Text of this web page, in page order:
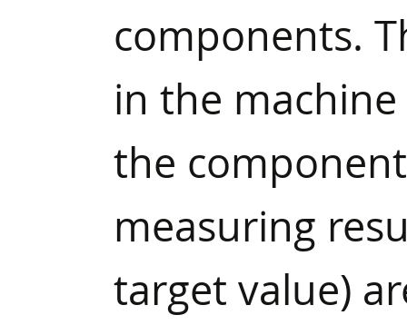
components.
in the
the
measuring
target value)